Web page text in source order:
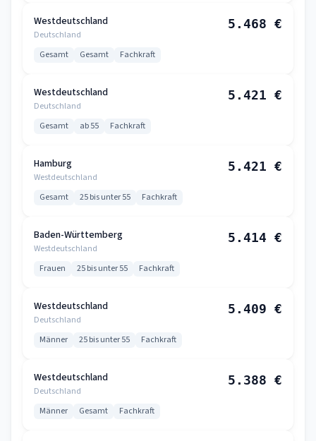
Westdeutschland
Deutschland
5.468 €
Gesamt Gesamt Fachkraft
Westdeutschland
Deutschland
5.421 €
Gesamt ab 55 Fachkraft
Hamburg
Westdeutschland
5.421 €
Gesamt 25 bis unter 55 Fachkraft
Baden-Württemberg
Westdeutschland
5.414 €
Frauen 25 bis unter 55 Fachkraft
Westdeutschland
Deutschland
5.409 €
Männer 25 bis unter 55 Fachkraft
Westdeutschland
Deutschland
5.388 €
Männer Gesamt Fachkraft